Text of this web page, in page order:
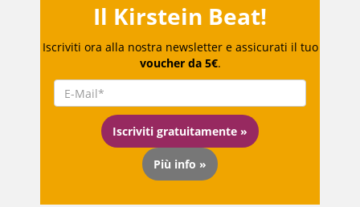
Il Kirstein Beat!
Iscriviti ora alla nostra newsletter e assicurati il tuo
voucher da 5€.
Iscriviti gratuitamente »
Più info »